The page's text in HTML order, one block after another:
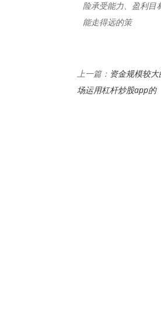
险承受能力、盈利目
能走得远的策
上一篇： 资金规模较
场运用杠杆炒股app的